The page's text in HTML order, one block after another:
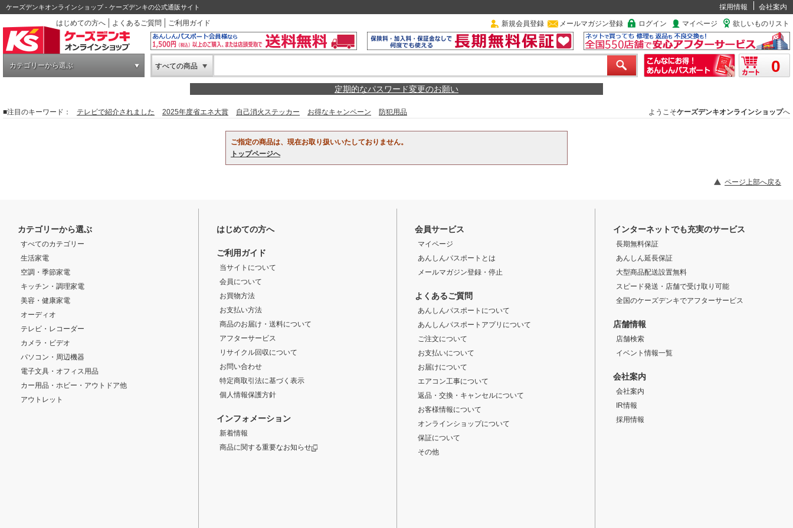
ケーズデンキオンラインショップ - ケーズデンキの公式通販サイト 採用情報
会社案内
はじめての方へ
よくあるご質問 ご利用ガイド 新規会員登録 メールマガジン登録 ログイン マイページ 欲しいものリスト
カテゴリーから選ぶ すべての商品 0
定期的なパスワード変更のお願い
■注目のキーワード： テレビで紹介されました 2025年度省エネ大賞 自己消火ステッカー お得なキャンペーン 防犯用品 ようこそケーズデンキオンラインショップへ
ご指定の商品は、現在お取り扱いいたしておりません。
トップページへ
ページ上部へ戻る
カテゴリーから選ぶ
すべてのカテゴリー
生活家電
空調・季節家電
キッチン・調理家電
美容・健康家電
オーディオ
テレビ・レコーダー
カメラ・ビデオ
パソコン・周辺機器
電子文具・オフィス用品
カー用品・ホビー・アウトドア他
アウトレット
はじめての方へ
ご利用ガイド
当サイトについて
会員について
お買物方法
お支払い方法
商品のお届け・送料について
アフターサービス
リサイクル回収について
お問い合わせ
特定商取引法に基づく表示
個人情報保護方針
インフォメーション
新着情報
商品に関する重要なお知らせ
会員サービス
マイページ
あんしんパスポートとは
メールマガジン登録・停止
よくあるご質問
あんしんパスポートについて
あんしんパスポートアプリについて
ご注文について
お支払いについて
お届けについて
エアコン工事について
返品・交換・キャンセルについて
お客様情報について
オンラインショップについて
保証について
その他
インターネットでも充実のサービス
長期無料保証
あんしん延長保証
大型商品配送設置無料
スピード発送・店舗で受け取り可能
全国のケーズデンキでアフターサービス
店舗情報
店舗検索
イベント情報一覧
会社案内
会社案内
IR情報
採用情報